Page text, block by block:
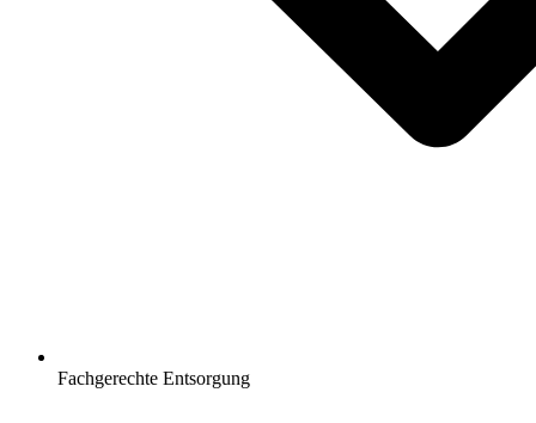
Fachgerechte Entsorgung